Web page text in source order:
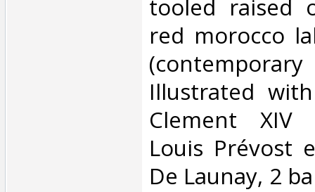
tooled raised
red morocco
Illustrated
Clement
Louis Prévost
De Launay, 2